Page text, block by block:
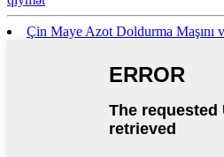
Çin Maye Azot Doldurma Maşını